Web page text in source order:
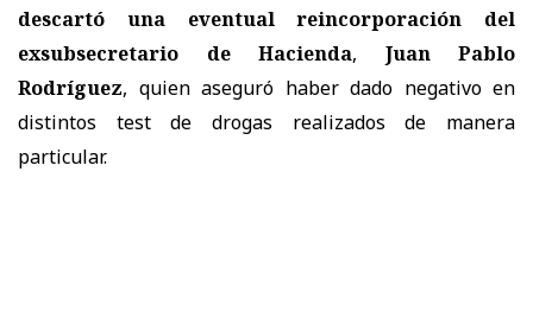
descartó una eventual reincorporación del
exsubsecretario de Hacienda, Juan Pablo
Rodríguez, quien aseguró haber dado negativo en
distintos test de drogas realizados de manera
particular.